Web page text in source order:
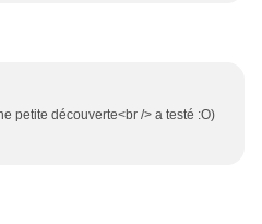
petite découverte<br /> a testé :O)